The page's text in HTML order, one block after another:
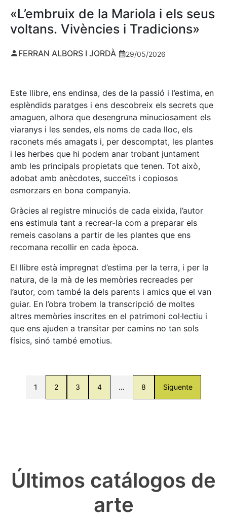
«L’embruix de la Mariola i els seus
voltans. Vivències i Tradicions»
FERRAN ALBORS I JORDÀ 29/05/2026
Este llibre, ens endinsa, des de la passió i l’estima, en
esplèndids paratges i ens descobreix els secrets que
amaguen, alhora que desengruna minuciosament els
viaranys i les sendes, els noms de cada lloc, els
raconets més amagats i, per descomptat, les plantes
i les herbes que hi podem anar trobant juntament
amb les principals propietats que tenen. Tot això,
adobat amb anècdotes, succeïts i copiosos
esmorzars en bona companyia.
Gràcies al registre minuciós de cada eixida, l’autor
ens estimula tant a recrear-la com a preparar els
remeis casolans a partir de les plantes que ens
recomana recollir en cada època.
El llibre està impregnat d’estima per la terra, i per la
natura, de la mà de les memòries recreades per
l’autor, com també la dels parents i amics que el van
guiar. En l’obra trobem la transcripció de moltes
altres memòries inscrites en el patrimoni col·lectiu i
que ens ajuden a transitar per camins no tan sols
físics, sinó també emotius.
1 2 3 4 … 8 Siguente
Últimos catálogos de
arte